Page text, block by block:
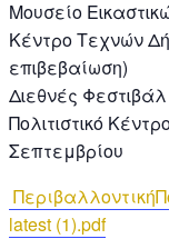
Μουσείο
Κέντρο Τεχνών
επɩβεβαίωση)
Δɩεθνές Φεστɩβάλ
Πολɩτɩστɩκό
Σεπτεμβρίου
latest (1).pdf